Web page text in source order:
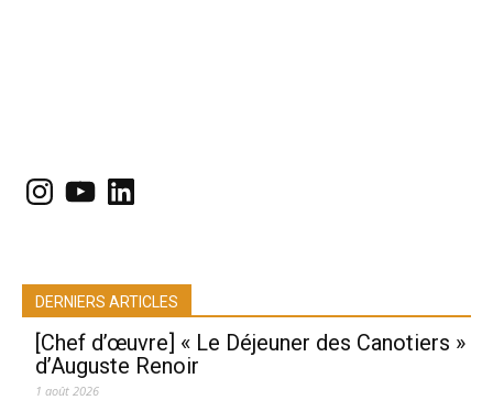
Instagram
YouTubeLinkedIn
DERNIERS ARTICLES
[Chef d’œuvre] « Le Déjeuner des Canotiers »
d’Auguste Renoir
1 août 2026